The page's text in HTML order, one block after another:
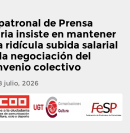
de Prensa
insiste en mantener
ridícula subida salarial
negociación del
colectivo
julio, 2026